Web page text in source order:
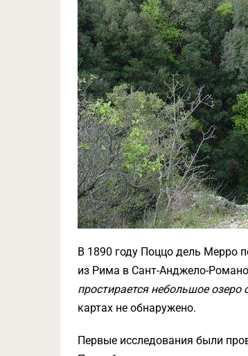
В 1890 году Поццо дель Мерро
из Рима в Сант-Анджело-
простирается небольшое
картах не обнаружено.
Первые исследования были